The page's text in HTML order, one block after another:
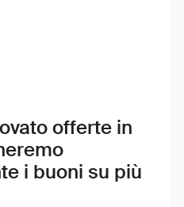
offerte in
i buoni su più